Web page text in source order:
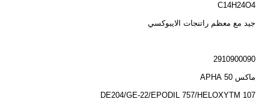
C14H24O4
جيد مع معظم راتنجات الايبوكسي
2910900090
ماكس 50 APHA
DE204/GE-22/EPODIL 757/HELOXYTM 107